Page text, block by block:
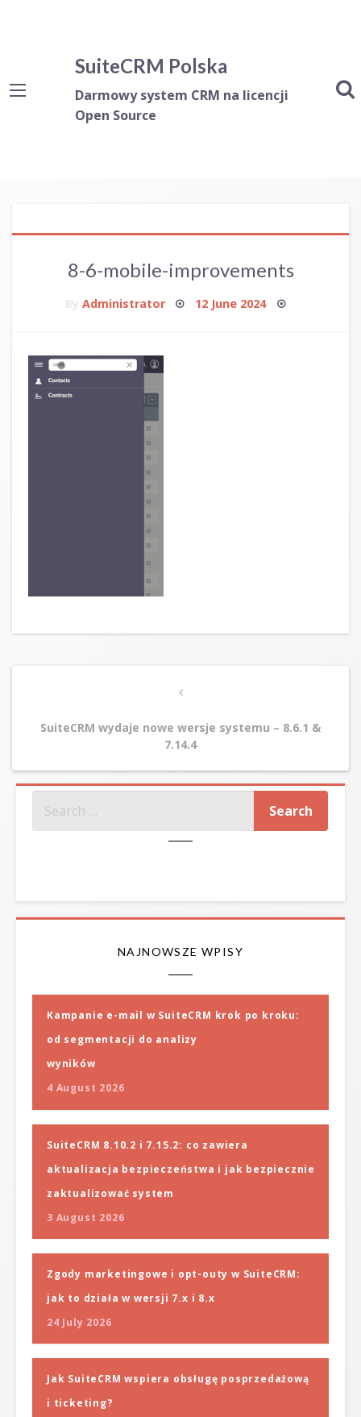
SuiteCRM Polska
Darmowy system CRM na licencji
Open Source
8-6-mobile-improvements
Administrator Posted
12 June 2024
Previous
SuiteCRM wydaje nowe wersje systemu – 8.6.1 &
7.14.4
NAJNOWSZE WPISY
Kampanie e-mail w SuiteCRM krok po kroku:
od segmentacji do analizy
wyników
4 August 2026
SuiteCRM 8.10.2 i 7.15.2: co zawiera
aktualizacja bezpieczeństwa i jak bezpiecznie
zaktualizować system
3 August 2026
Zgody marketingowe i opt-outy w SuiteCRM:
jak to działa w wersji 7.x i 8.x
24 July 2026
Jak SuiteCRM wspiera obsługę posprzedażową
i ticketing?